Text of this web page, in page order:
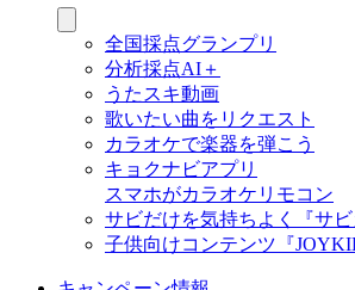
全国採点グランプリ
分析採点AI＋
うたスキ動画
歌いたい曲をリクエスト
カラオケで楽器を弾こう
キョクナビアプリ
スマホがカラオケリモコン
サビだけを気持ちよく『サビ
子供向けコンテンツ『